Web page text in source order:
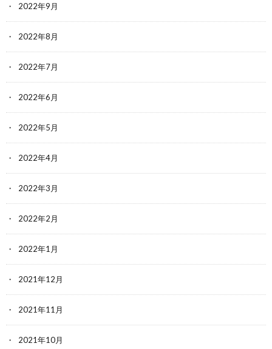
2022年9月
2022年8月
2022年7月
2022年6月
2022年5月
2022年4月
2022年3月
2022年2月
2022年1月
2021年12月
2021年11月
2021年10月